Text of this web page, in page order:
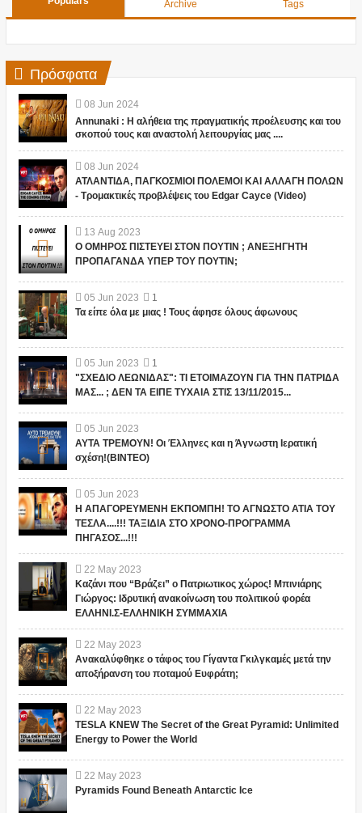
Archive Tags
Πρόσφατα
08 Jun 2024
Annunaki : Η αλήθεια της πραγματικής προέλευσης και του
σκοπού τους και αναστολή λειτουργίας μας ....
08 Jun 2024
ΑΤΛΑΝΤΙΔΑ, ΠΑΓΚΟΣΜΙΟΙ ΠΟΛΕΜΟΙ ΚΑΙ ΑΛΛΑΓΗ ΠΟΛΩΝ
- Τρομακτικές προβλέψεις του Edgar Cayce (Video)
13 Aug 2023
Ο ΟΜΗΡΟΣ ΠΙΣΤΕΥΕΙ ΣΤΟΝ ΠΟΥΤΙΝ ; ΑΝΕΞΗΓΗΤΗ
ΠΡΟΠΑΓΑΝΔΑ ΥΠΕΡ ΤΟΥ ΠΟΥΤΙΝ;
05 Jun 2023
1
Τα είπε όλα με μιας ! Τους άφησε όλους άφωνους
05 Jun 2023
1
"ΣΧΕΔΙΟ ΛΕΩΝΙΔΑΣ": ΤΙ ΕΤΟΙΜΑΖΟΥΝ ΓΙΑ ΤΗΝ ΠΑΤΡΙΔΑ
ΜΑΣ... ; ΔΕΝ ΤΑ ΕΙΠΕ ΤΥΧΑΙΑ ΣΤΙΣ 13/11/2015...
05 Jun 2023
ΑΥΤΑ ΤΡΕΜΟΥΝ! Οι Έλληνες και η Άγνωστη Ιερατική
σχέση!(ΒΙΝΤΕΟ)
05 Jun 2023
Η ΑΠΑΓΟΡΕΥΜΕΝΗ ΕΚΠΟΜΠΗ! ΤΟ ΑΓΝΩΣΤΟ ΑΤΙΑ ΤΟΥ
ΤΕΣΛΑ....!!! ΤΑΞΙΔΙΑ ΣΤΟ ΧΡΟΝΟ-ΠΡΟΓΡΑΜΜΑ
ΠΗΓΑΣΟΣ...!!!
22 May 2023
Καζάνι που “Βράζει” ο Πατριωτικος χώρος! Μπινιάρης
Γιώργος: Ιδρυτική ανακοίνωση του πολιτικού φορέα
ΕΛΛΗΝΙ.Σ-ΕΛΛΗΝΙΚΗ ΣΥΜΜΑΧΙΑ
22 May 2023
Ανακαλύφθηκε ο τάφος του Γίγαντα Γκιλγκαμές μετά την
αποξήρανση του ποταμού Ευφράτη;
22 May 2023
TESLA KNEW The Secret of the Great Pyramid: Unlimited
Energy to Power the World
22 May 2023
Pyramids Found Beneath Antarctic Ice